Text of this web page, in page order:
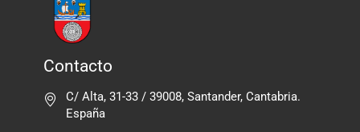
Contacto
C/ Alta, 31-33 / 39008, Santander, Cantabria.
España